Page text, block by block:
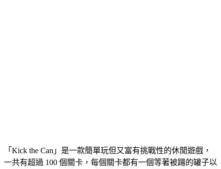
「Kick the Can」是一款簡單玩但又富有挑戰性的休閒遊戲，
一共有超過 100 個關卡，每個關卡都有一個等著被踼的罐子以